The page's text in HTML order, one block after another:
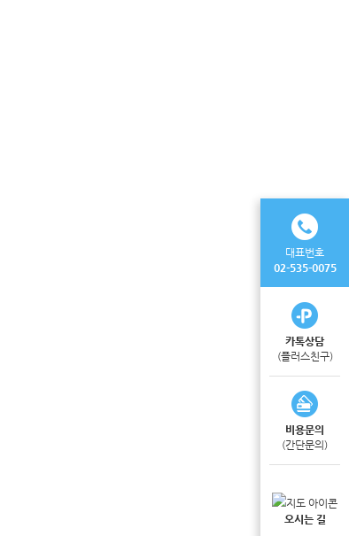
대표번호
02-535-0075
카톡상담
(플러스친구)
비용문의
(간단문의)
오시는 길